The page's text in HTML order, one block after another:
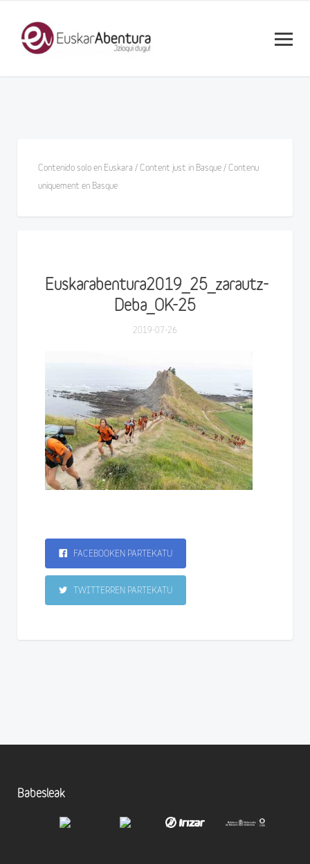
Contenido solo en Euskara / Content just in Basque / Contenu
uniquement en Basque
Euskarabentura2019_25_zarautz-
Deba_OK-25
2019-07-26
FACEBOOKEN PARTEKATU
TWITTERREN PARTEKATU
Babesleak